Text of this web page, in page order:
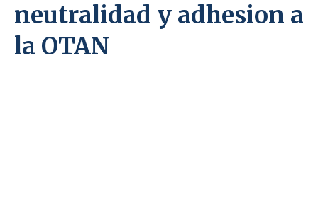
neutralidad y adhesion a
la OTAN